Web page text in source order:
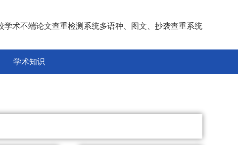
学术不端论文查重检测系统多语种、图文、抄袭查重系统
学术知识